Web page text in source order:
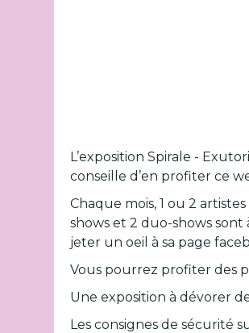
L’exposition Spirale -
conseille d’en profiter ce
Chaque mois, 1 ou 2
shows et 2 duo-shows
jeter un oeil à sa page
Vous pourrez profiter des
Une exposition à dévorer
Les consignes de sécurité